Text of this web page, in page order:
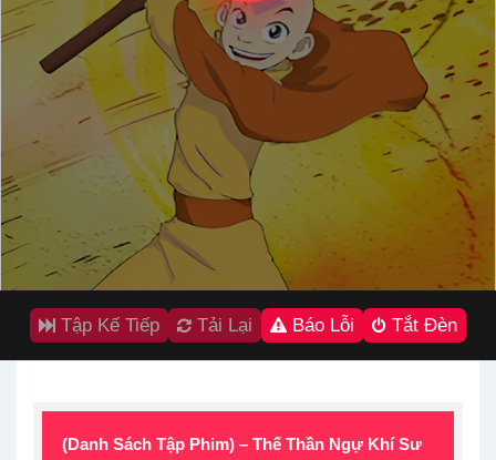
Tập Kế Tiếp Tải Lại Báo Lỗi Tắt Đèn
(Danh Sách Tập Phim) – Thế Thần Ngự Khí Sư